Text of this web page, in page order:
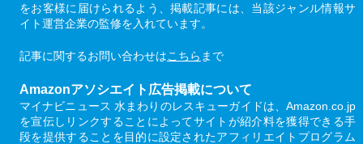
をお客様に届けられるよう、掲載記事には、当該ジャンル情報サ
イト運営企業の監修を入れています。
記事に関するお問い合わせはこちら まで
Amazonアソシエイト広告掲載について
マイナビニュース 水まわりのレスキューガイドは、Amazon.co.jp
を宣伝しリンクすることによってサイトが紹介料を獲得できる手
段を提供することを目的に設定されたアフィリエイトプログラム